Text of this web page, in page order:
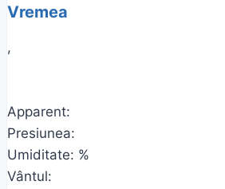
Vremea
,
Apparent:
Presiunea:
Umiditate: %
Vântul: